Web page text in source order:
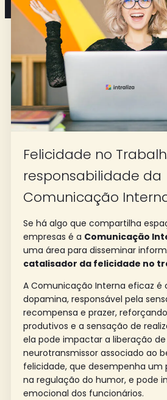
Felicidade no
responsabilidade da
Comunicação
Se há algo que compartilha
empresas é a Comunicação
uma área para disseminar
catalisador da felicidade no
A Comunicação Interna eficaz é
dopamina, responsável pela
recompensa e prazer,
produtivos e a sensação de
ela pode impactar a liberação
neurotransmissor associado ao
felicidade, que desempenha
na regulação do humor, e pode
emocional dos funcionários.